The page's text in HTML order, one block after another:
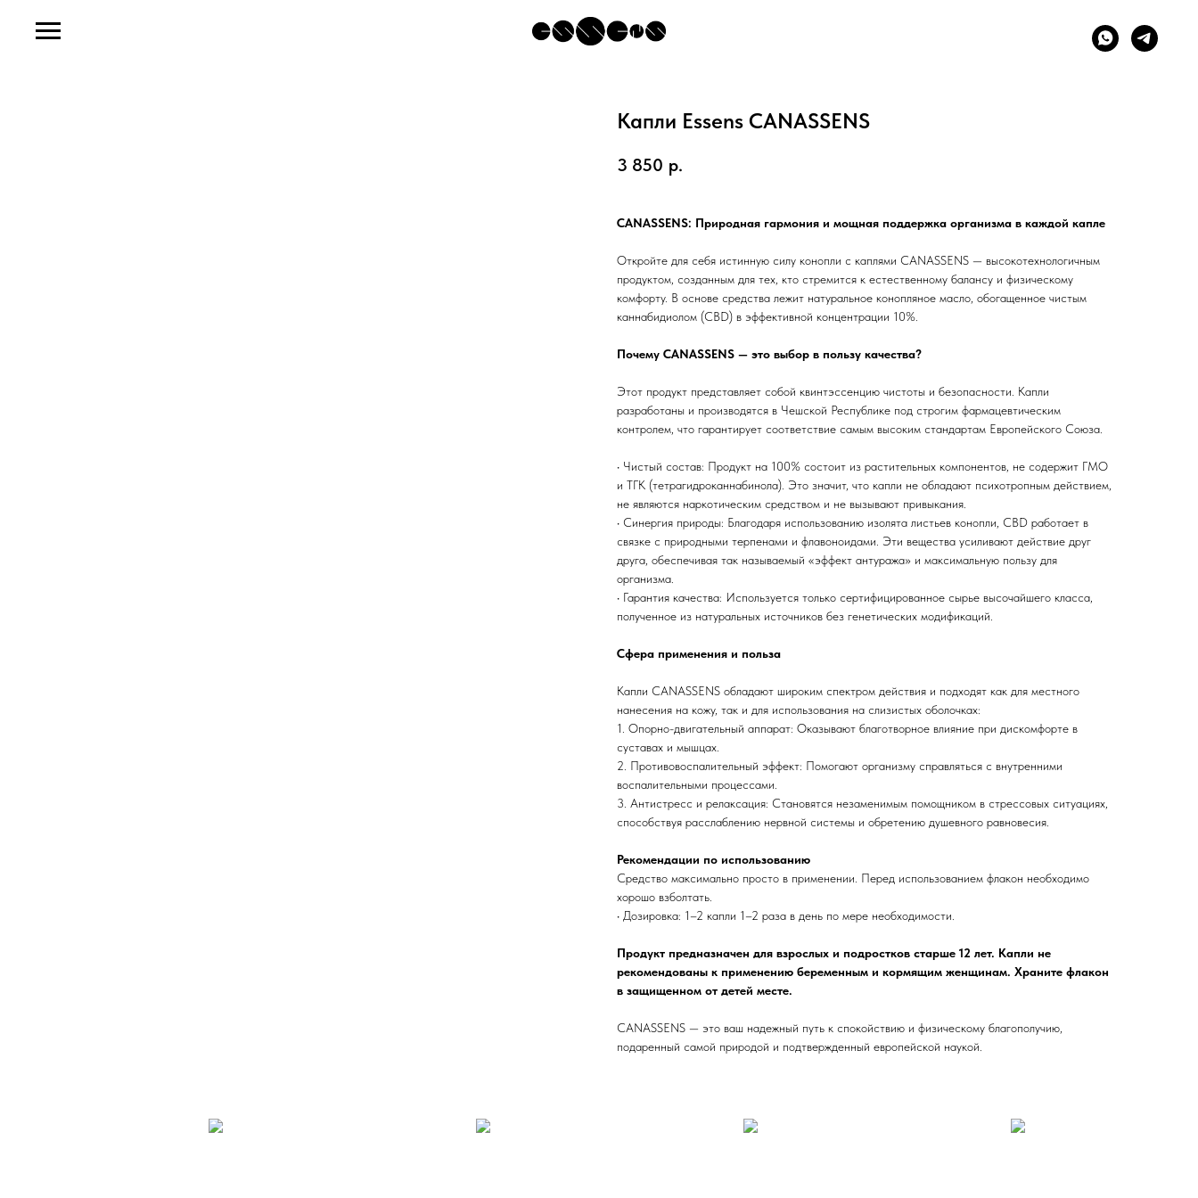
Капли Essens CANASSENS
3 850 р.
CANASSENS: Природная гармония и мощная поддержка организма в каждой капле
Откройте для себя истинную силу конопли с каплями CANASSENS — высокотехнологичным
продуктом, созданным для тех, кто стремится к естественному балансу и физическому
комфорту. В основе средства лежит натуральное конопляное масло, обогащенное чистым
каннабидиолом (CBD) в эффективной концентрации 10%.
Почему CANASSENS — это выбор в пользу качества?
Этот продукт представляет собой квинтэссенцию чистоты и безопасности. Капли
разработаны и производятся в Чешской Республике под строгим фармацевтическим
контролем, что гарантирует соответствие самым высоким стандартам Европейского Союза.
• Чистый состав: Продукт на 100% состоит из растительных компонентов, не содержит ГМО
и ТГК (тетрагидроканнабинола). Это значит, что капли не обладают психотропным действием,
не являются наркотическим средством и не вызывают привыкания.
• Синергия природы: Благодаря использованию изолята листьев конопли, CBD работает в
связке с природными терпенами и флавоноидами. Эти вещества усиливают действие друг
друга, обеспечивая так называемый «эффект антуража» и максимальную пользу для
организма.
• Гарантия качества: Используется только сертифицированное сырье высочайшего класса,
полученное из натуральных источников без генетических модификаций.
Сфера применения и польза
Капли CANASSENS обладают широким спектром действия и подходят как для местного
нанесения на кожу, так и для использования на слизистых оболочках:
1. Опорно-двигательный аппарат: Оказывают благотворное влияние при дискомфорте в
суставах и мышцах.
2. Противовоспалительный эффект: Помогают организму справляться с внутренними
воспалительными процессами.
3. Антистресс и релаксация: Становятся незаменимым помощником в стрессовых ситуациях,
способствуя расслаблению нервной системы и обретению душевного равновесия.
Рекомендации по использованию
Средство максимально просто в применении. Перед использованием флакон необходимо
хорошо взболтать.
• Дозировка: 1–2 капли 1–2 раза в день по мере необходимости.
Продукт предназначен для взрослых и подростков старше 12 лет. Капли не
рекомендованы к применению беременным и кормящим женщинам. Храните флакон
в защищенном от детей месте.
CANASSENS — это ваш надежный путь к спокойствию и физическому благополучию,
подаренный самой природой и подтвержденный европейской наукой.